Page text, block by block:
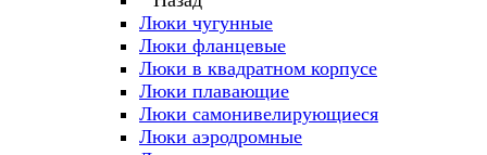
Люки чугунные
Люки фланцевые
Люки в квадратном корпусе
Люки плавающие
Люки самонивелирующиеся
Люки аэродромные